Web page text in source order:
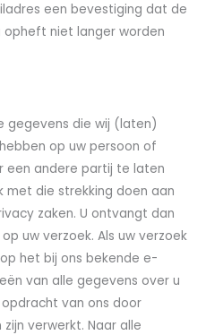
een bevestiging dat de
niet langer worden
gegevens die wij (laten)
op uw persoon of
een andere partij te laten
met die strekking doen aan
zaken. U ontvangt dan
uw verzoek. Als uw verzoek
het bij ons bekende e-
van alle gegevens over u
van ons door
verwerkt. Naar alle